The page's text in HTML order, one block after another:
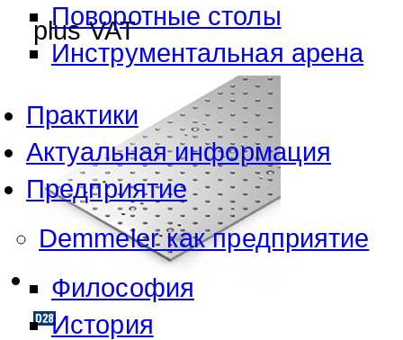
Поворотные столы
Инструментальная арена
Практики
Актуальная информация
Предприятие
Demmeler как предприятие
Философия
История
plus VAT